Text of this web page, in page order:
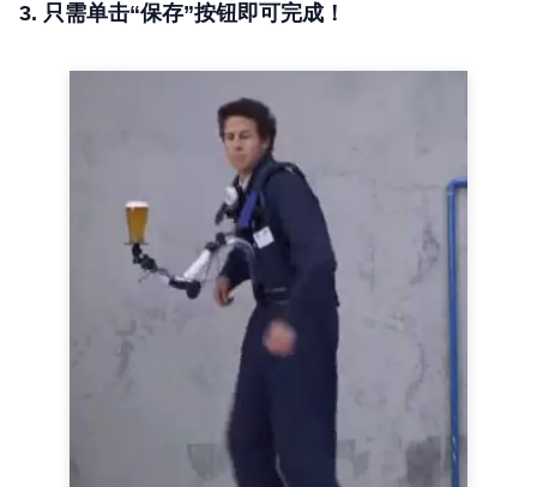
3. 只需单击“保存”按钮即可完成！